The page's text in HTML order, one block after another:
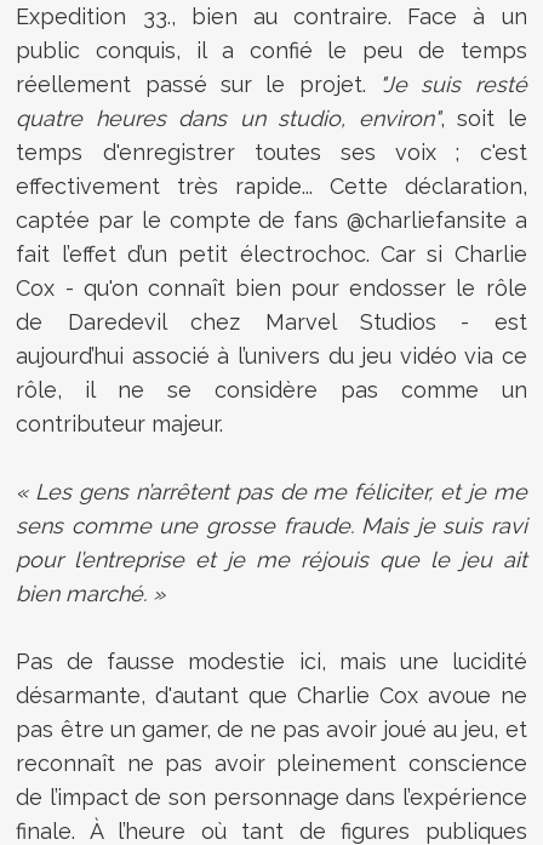
Expedition 33., bien au contraire. Face à un
public conquis, il a confié le peu de temps
réellement passé sur le projet.
"Je suis resté
quatre heures dans un studio, environ", soit le
temps d'enregistrer toutes ses voix ; c'est
effectivement très rapide... Cette déclaration,
captée par le compte de fans @charliefansite a
fait l’effet d’un petit électrochoc. Car si Charlie
Cox - qu'on connaît bien pour endosser le rôle
de Daredevil chez Marvel Studios - est
aujourd’hui associé à l’univers du jeu vidéo via ce
rôle, il ne se considère pas comme un
contributeur majeur.
« Les gens n’arrêtent pas de me féliciter, et je me
sens comme une grosse fraude. Mais je suis ravi
pour l’entreprise et je me réjouis que le jeu ait
bien marché. »
Pas de fausse modestie ici, mais une lucidité
désarmante, d'autant que Charlie Cox avoue ne
pas être un gamer, de ne pas avoir joué au jeu, et
reconnaît ne pas avoir pleinement conscience
de l’impact de son personnage dans l’expérience
finale. À l’heure où tant de figures publiques